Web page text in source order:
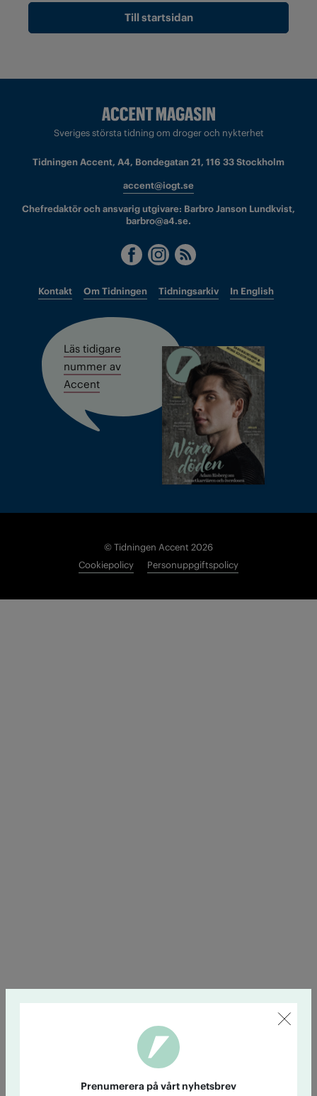
Till startsidan
Sveriges största tidning om droger och nykterhet
Tidningen Accent, A4, Bondegatan 21, 116 33 Stockholm
accent@iogt.se
Chefredaktör och ansvarig utgivare: Barbro Janson Lundkvist,
barbro@a4.se.
Kontakt Om Tidningen Tidningsarkiv In English
Läs tidigare
nummer av
Accent
© Tidningen Accent 2026
Cookiepolicy
Personuppgiftspolicy
Prenumerera på vårt nyhetsbrev